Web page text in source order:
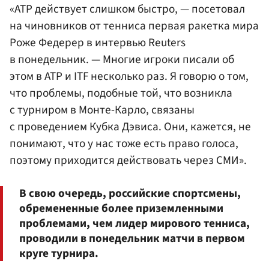
«ATP действует слишком быстро, — посетовал
на чиновников от тенниса первая ракетка мира
Роже Федерер в интервью Reuters
в понедельник. — Многие игроки писали об
этом в ATP и ITF несколько раз. Я говорю о том,
что проблемы, подобные той, что возникла
с турниром в Монте-Карло, связаны
с проведением Кубка Дэвиса. Они, кажется, не
понимают, что у нас тоже есть право голоса,
поэтому приходится действовать через СМИ».
В свою очередь, российские спортсмены,
обремененные более приземленными
проблемами, чем лидер мирового тенниса,
проводили в понедельник матчи в первом
круге турнира.